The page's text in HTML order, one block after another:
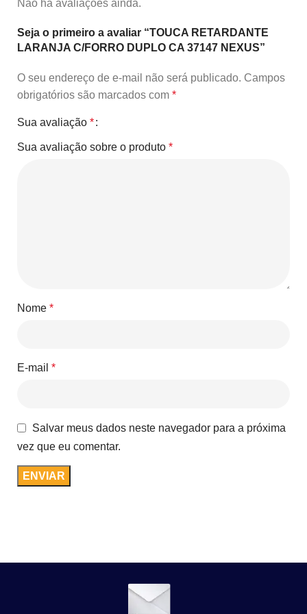
Não há avaliações ainda.
Seja o primeiro a avaliar “TOUCA RETARDANTE
LARANJA C/FORRO DUPLO CA 37147 NEXUS”
O seu endereço de e-mail não será publicado. Campos
obrigatórios são marcados com *
Sua avaliação *
Sua avaliação sobre o produto *
Nome *
E-mail *
Salvar meus dados neste navegador para a próxima
vez que eu comentar.